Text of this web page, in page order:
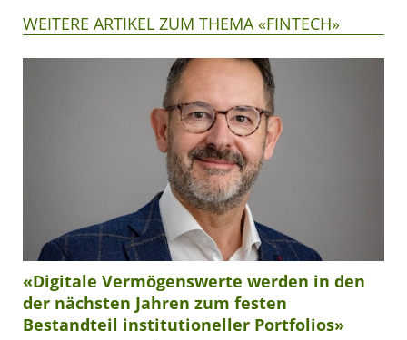
WEITERE ARTIKEL ZUM THEMA «FINTECH»
«Digitale Vermögenswerte werden in den
der nächsten Jahren zum festen
Bestandteil institutioneller Portfolios»